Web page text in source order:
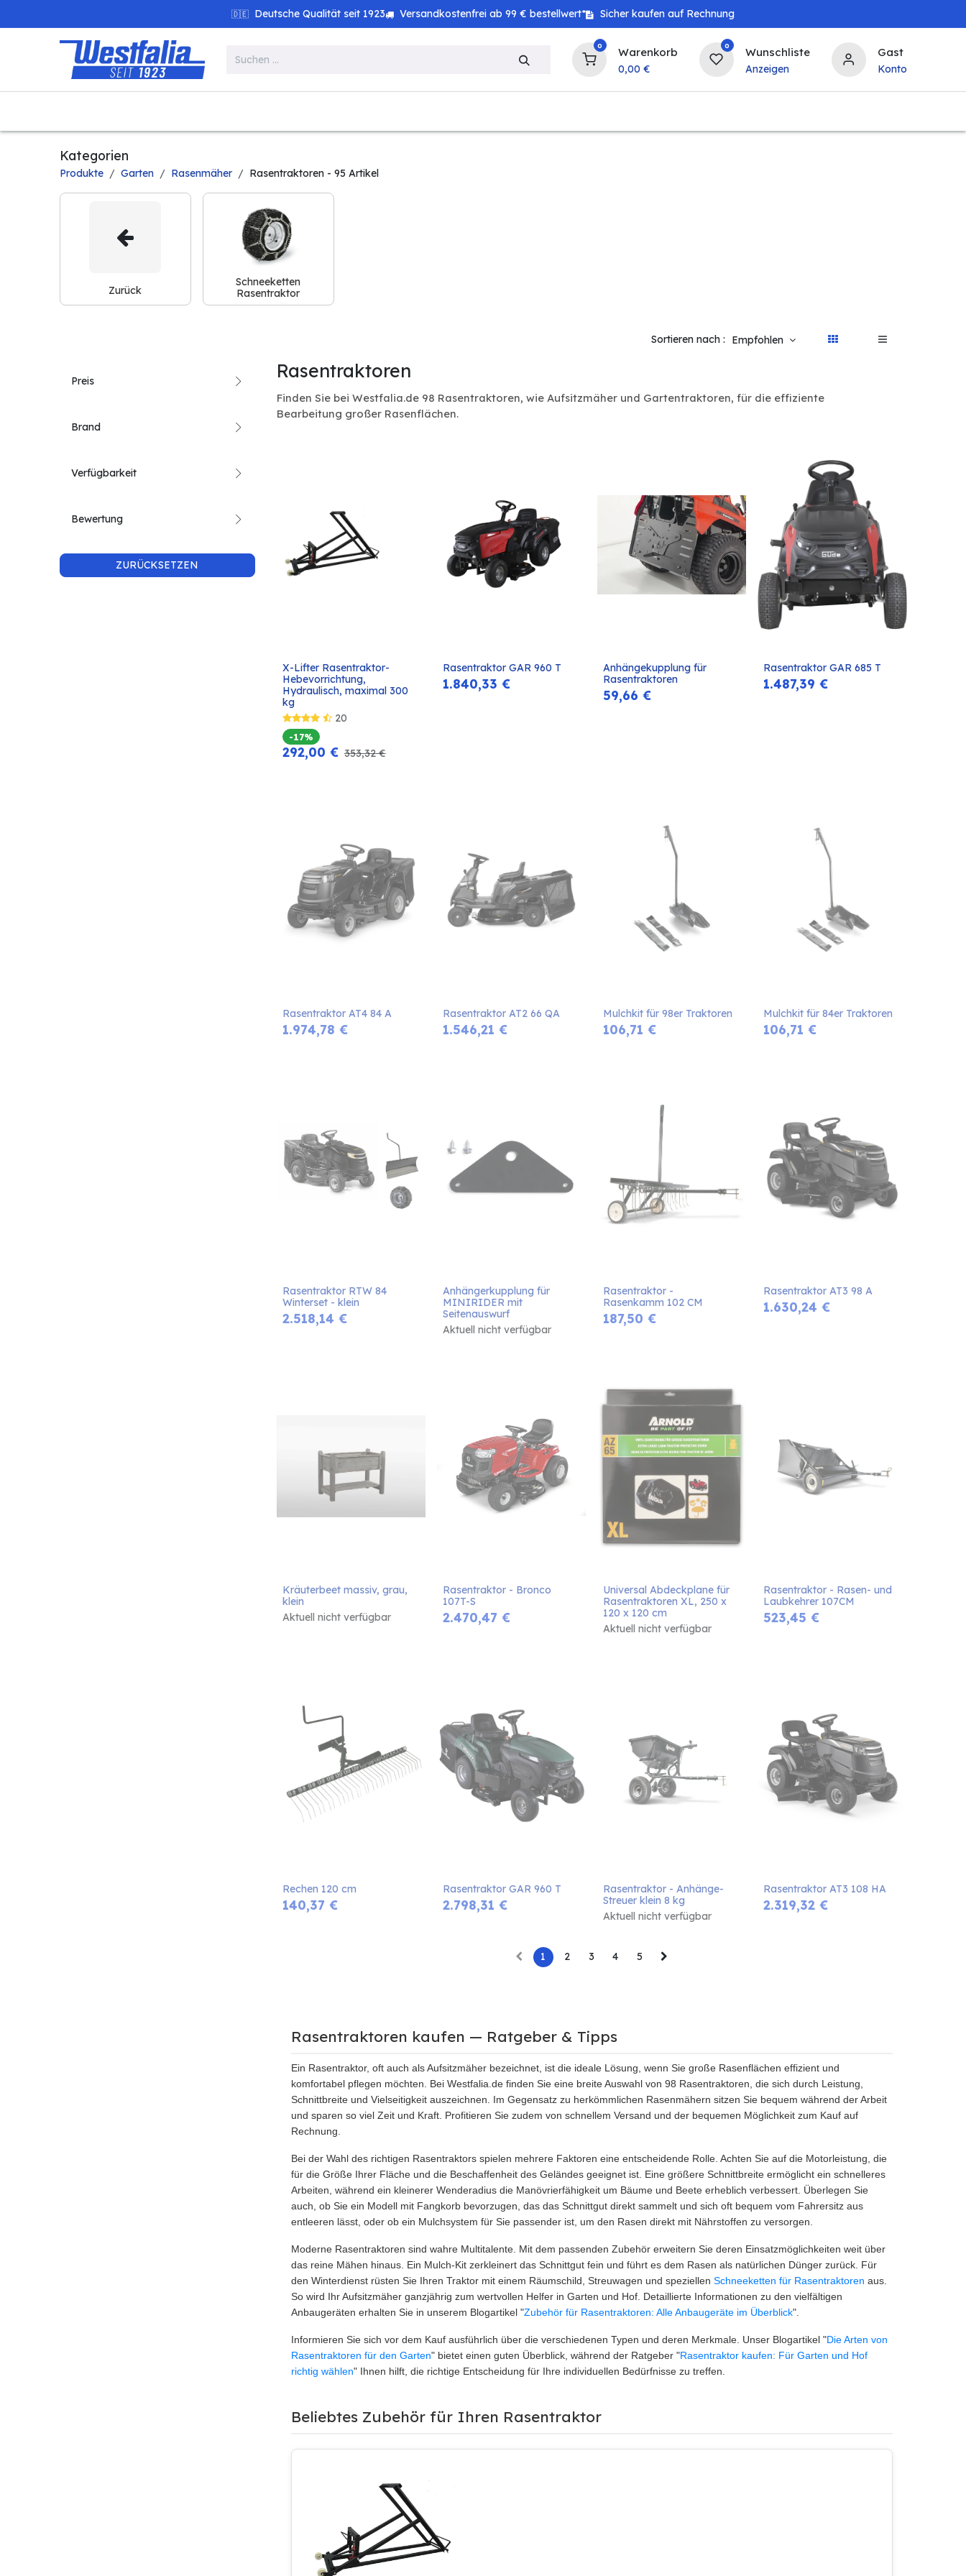
🇩🇪 Deutsche Qualität seit 1923 Versandkostenfrei ab 99 € bestellwert* Sicher kaufen auf Rechnung
0 Warenkorb
0,00 €
0 Wunschliste
Anzeigen
Gast
Konto
Kategorien
Produkte Garten Rasenmäher Rasentraktoren- 95 Artikel
Zurück
Schneeketten
Rasentraktor
Sortieren nach : Empfohlen
Preis
Brand
Verfügbarkeit
Bewertung
ZURÜCKSETZEN
Rasentraktoren
Finden Sie bei Westfalia.de 98 Rasentraktoren, wie Aufsitzmäher und Gartentraktoren, für die effiziente
Bearbeitung großer Rasenflächen.
In den
Warenkorb
X-Lifter Rasentraktor-
Hebevorrichtung,
Hydraulisch, maximal 300
kg
20
-17%
292,00 € 353,32€
In den
Warenkorb
Rasentraktor GAR 960 T
1.840,33 €
In den
Warenkorb
Anhängekupplung für
Rasentraktoren
59,66 €
In den
Warenkorb
Rasentraktor GAR 685 T
1.487,39 €
Rasentraktor AT4 84 A
1.974,78 €
Rasentraktor AT2 66 QA
1.546,21 €
Mulchkit für 98er Traktoren
106,71 €
Mulchkit für 84er Traktoren
106,71 €
Rasentraktor RTW 84
Winterset - klein
2.518,14 €
Anhängerkupplung für
MINIRIDER mit
Seitenauswurf
Aktuell nicht verfügbar
Rasentraktor -
Rasenkamm 102 CM
187,50 €
Rasentraktor AT3 98 A
1.630,24 €
Kräuterbeet massiv, grau,
klein
Aktuell nicht verfügbar
Rasentraktor - Bronco
107T-S
2.470,47 €
Universal Abdeckplane für
Rasentraktoren XL, 250 x
120 x 120 cm
Aktuell nicht verfügbar
Rasentraktor - Rasen- und
Laubkehrer 107CM
523,45 €
Rechen 120 cm
140,37 €
Rasentraktor GAR 960 T
2.798,31 €
Rasentraktor - Anhänge-
Streuer klein 8 kg
Aktuell nicht verfügbar
Rasentraktor AT3 108 HA
2.319,32 €
1 2 3 4 5
Rasentraktoren kaufen — Ratgeber & Tipps
Ein Rasentraktor, oft auch als Aufsitzmäher bezeichnet, ist die ideale Lösung, wenn Sie große Rasenflächen effizient und
komfortabel pflegen möchten. Bei Westfalia.de finden Sie eine breite Auswahl von 98 Rasentraktoren, die sich durch Leistung,
Schnittbreite und Vielseitigkeit auszeichnen. Im Gegensatz zu herkömmlichen Rasenmähern sitzen Sie bequem während der Arbeit
und sparen so viel Zeit und Kraft. Profitieren Sie zudem von schnellem Versand und der bequemen Möglichkeit zum Kauf auf
Rechnung.
Bei der Wahl des richtigen Rasentraktors spielen mehrere Faktoren eine entscheidende Rolle. Achten Sie auf die Motorleistung, die
für die Größe Ihrer Fläche und die Beschaffenheit des Geländes geeignet ist. Eine größere Schnittbreite ermöglicht ein schnelleres
Arbeiten, während ein kleinerer Wenderadius die Manövrierfähigkeit um Bäume und Beete erheblich verbessert. Überlegen Sie
auch, ob Sie ein Modell mit Fangkorb bevorzugen, das das Schnittgut direkt sammelt und sich oft bequem vom Fahrersitz aus
entleeren lässt, oder ob ein Mulchsystem für Sie passender ist, um den Rasen direkt mit Nährstoffen zu versorgen.
Moderne Rasentraktoren sind wahre Multitalente. Mit dem passenden Zubehör erweitern Sie deren Einsatzmöglichkeiten weit über
das reine Mähen hinaus. Ein Mulch-Kit zerkleinert das Schnittgut fein und führt es dem Rasen als natürlichen Dünger zurück. Für
den Winterdienst rüsten Sie Ihren Traktor mit einem Räumschild, Streuwagen und speziellen Schneeketten für Rasentraktoren aus.
So wird Ihr Aufsitzmäher ganzjährig zum wertvollen Helfer in Garten und Hof. Detaillierte Informationen zu den vielfältigen
Anbaugeräten erhalten Sie in unserem Blogartikel "Zubehör für Rasentraktoren: Alle Anbaugeräte im Überblick".
Informieren Sie sich vor dem Kauf ausführlich über die verschiedenen Typen und deren Merkmale. Unser Blogartikel "Die Arten von
Rasentraktoren für den Garten" bietet einen guten Überblick, während der Ratgeber "Rasentraktor kaufen: Für Garten und Hof
richtig wählen" Ihnen hilft, die richtige Entscheidung für Ihre individuellen Bedürfnisse zu treffen.
Beliebtes Zubehör für Ihren Rasentraktor